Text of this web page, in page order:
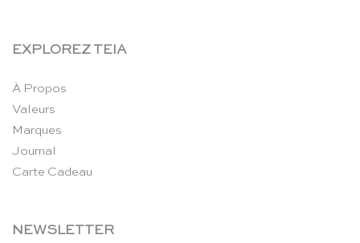
EXPLOREZ TEIA
À Propos
Valeurs
Marques
Journal
Carte Cadeau
NEWSLETTER